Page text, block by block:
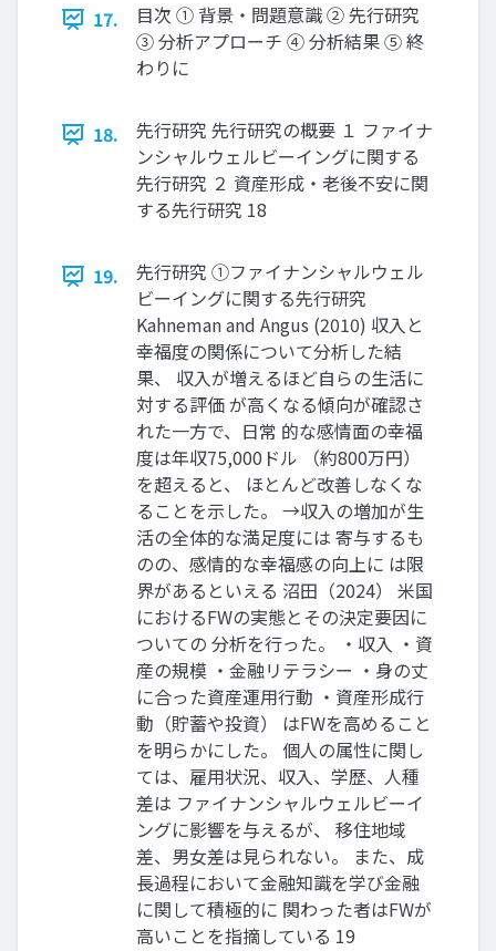
17.
目次 ① 背景・問題意識 ② 先行研究
③ 分析アプローチ ④ 分析結果 ⑤ 終
わりに
18.
先行研究 先行研究の概要 １ ファイナ
ンシャルウェルビーイングに関する
先行研究 ２ 資産形成・老後不安に関
する先行研究 18
19.
先行研究 ①ファイナンシャルウェル
ビーイングに関する先行研究
Kahneman and Angus (2010) 収入と
幸福度の関係について分析した結
果、 収入が増えるほど自らの生活に
対する評価 が高くなる傾向が確認さ
れた一方で、日常 的な感情面の幸福
度は年収75,000ドル （約800万円）
を超えると、 ほとんど改善しなくな
ることを示した。 →収入の増加が生
活の全体的な満足度には 寄与するも
のの、感情的な幸福感の向上に は限
界があるといえる 沼田（2024） 米国
におけるFWの実態とその決定要因に
ついての 分析を行った。 ・収入 ・資
産の規模 ・金融リテラシー ・身の丈
に合った資産運用行動 ・資産形成行
動（貯蓄や投資） はFWを高めること
を明らかにした。 個人の属性に関し
ては、雇用状況、収入、学歴、人種
差は ファイナンシャルウェルビーイ
ングに影響を与えるが、 移住地域
差、男女差は見られない。 また、成
長過程において金融知識を学び金融
に関して積極的に 関わった者はFWが
高いことを指摘している 19